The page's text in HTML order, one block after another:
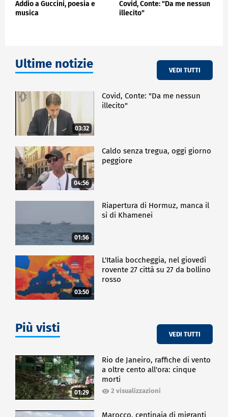
Addio a Guccini, poesia e
musica
Covid, Conte: "Da me nessun
illecito"
Ultime notizie VEDI TUTTI
03:32
Covid, Conte: "Da me nessun
illecito"
04:56
Caldo senza tregua, oggi giorno
peggiore
01:56
Riapertura di Hormuz, manca il
sì di Khamenei
03:50
L'Italia boccheggia, nel giovedì
rovente 27 città su 27 da bollino
rosso
Più visti VEDI TUTTI
01:29
Rio de Janeiro, raffiche di vento
a oltre cento all'ora: cinque
morti
2 visualizzazioni
Marocco, centinaia di migranti